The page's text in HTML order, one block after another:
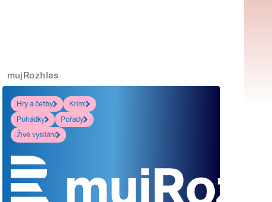
mujRozhlas
Hry a četby
Krimi
Pohádky
Pořady
Živé vysílání